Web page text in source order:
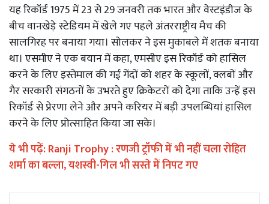
यह रिकॉर्ड 1975 में 23 से 29 जनवरी तक भारत और वेस्टइंडीज के
बीच वानखेड़े स्टेडियम में खेले गए पहले अंतरराष्ट्रीय मैच की
सालगिरह पर बनाया गया। सोलकर ने इस मुकाबले में शतक बनाया
था। एसमीए ने एक बयान में कहा, एमसीए इस रिकॉर्ड को हासिल
करने के लिए इस्तेमाल की गई गेंदों को शहर के स्कूलों, क्लबों और
गैर सरकारी संगठनों के उभरते हुए क्रिकेटरों को देगा ताकि उन्हें इस
रिकॉर्ड से प्रेरणा लेने और अपने करियर में बड़ी उपलब्धियां हासिल
करने के लिए प्रोत्साहित किया जा सके।
ये भी पढ़ें:Ranji Trophy : रणजी ट्रॉफी में भी नहीं चला रोहित
शर्मा का बल्ला, यशस्वी-गिल भी सस्ते में निपट गए